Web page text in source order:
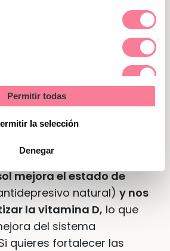
Permitir todas
la selección
Denegar
tenemos que levantar a
hacer una
de la hora de ir a la
la luz
de la importancia de la
es que, además,
mejora el estado de
natural) y nos
la vitamina D, lo que
del sistema
quieres fortalecer las